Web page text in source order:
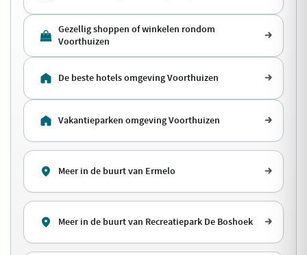
Gezellig shoppen of winkelen rondom
Voorthuizen
De beste hotels omgeving Voorthuizen
Vakantieparken omgeving Voorthuizen
Meer in de buurt van Ermelo
Meer in de buurt van Recreatiepark De Boshoek